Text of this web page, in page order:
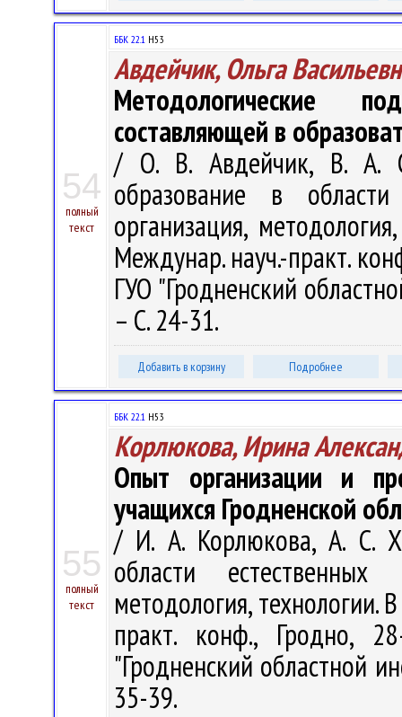
54
полный
текст
ББК 22.1 Н53
Авдейчик, Ольга
Методологические
составляющей в
/ О. В. Авдейчик, В. А.
образование в
организация,
Междунар. науч.-практ.
ГУО "Гродненский
– С. 24-31.
Добавить в корзину Подробнее
55
полный
текст
ББК 22.1 Н53
Корлюкова, Ирина
Опыт организации и
учащихся Гродненской
/ И. А. Корлюкова, А. С.
области
методология, технологии.
практ. конф., Гродно,
"Гродненский областной
35-39.